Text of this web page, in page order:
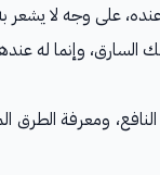
على وجه لا يشعر
السارق، وإنما له
النافع، ومعرفة